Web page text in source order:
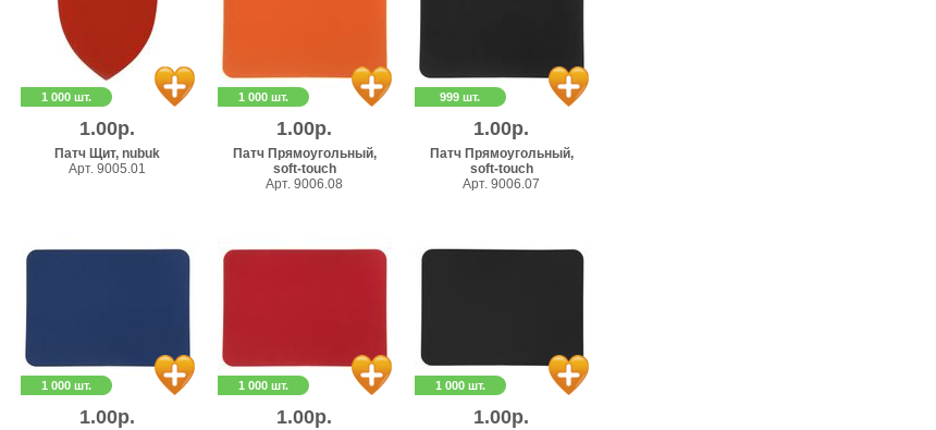
1 000 шт.
1.00р.
Патч Щит, nubuk
Арт. 9005.01
1 000 шт.
1.00р.
Патч Прямоугольный,
soft-touch
Арт. 9006.08
999 шт.
1.00р.
Патч Прямоугольный,
soft-touch
Арт. 9006.07
1 000 шт.
1.00р.
1 000 шт.
1.00р.
1 000 шт.
1.00р.